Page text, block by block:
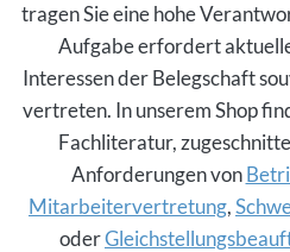
tragen Sie eine hohe
Aufgabe erfordert
Interessen der Belegschaft
vertreten. In unserem Shop
Fachliteratur,
Anforderungen von
Mitarbeitervertretung,
oder